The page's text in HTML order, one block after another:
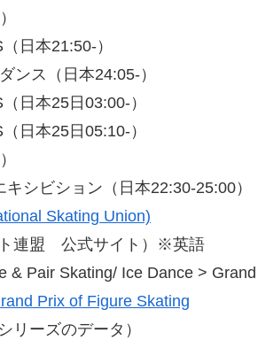
日本21:50-）
ンス（日本24:05-）
日本25日03:00-）
日本25日05:10-）
シビション（日本22:30-25:00）
Skating Union)
ト連盟 公式サイト）※英語
& Pair Skating/ Ice Dance >
Prix of Figure Skating
リーズのデータ）